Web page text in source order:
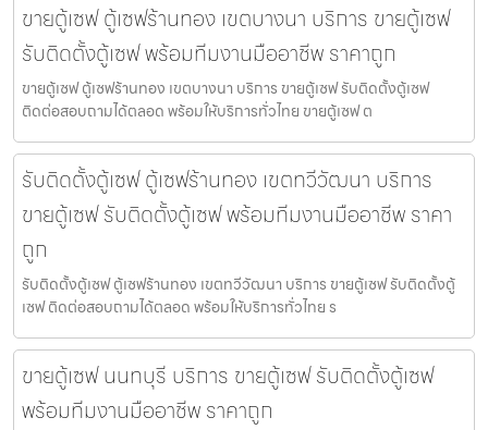
ขายตู้เซฟ ตู้เซฟร้านทอง เขตบางนา บริการ ขายตู้เซฟ
รับติดตั้งตู้เซฟ พร้อมทีมงานมืออาชีพ ราคาถูก
ขายตู้เซฟ ตู้เซฟร้านทอง เขตบางนา บริการ ขายตู้เซฟ รับติดตั้งตู้เซฟ
ติดต่อสอบถามได้ตลอด พร้อมให้บริการทั่วไทย ขายตู้เซฟ ต
รับติดตั้งตู้เซฟ ตู้เซฟร้านทอง เขตทวีวัฒนา บริการ
ขายตู้เซฟ รับติดตั้งตู้เซฟ พร้อมทีมงานมืออาชีพ ราคา
ถูก
รับติดตั้งตู้เซฟ ตู้เซฟร้านทอง เขตทวีวัฒนา บริการ ขายตู้เซฟ รับติดตั้งตู้
เซฟ ติดต่อสอบถามได้ตลอด พร้อมให้บริการทั่วไทย ร
ขายตู้เซฟ นนทบุรี บริการ ขายตู้เซฟ รับติดตั้งตู้เซฟ
พร้อมทีมงานมืออาชีพ ราคาถูก